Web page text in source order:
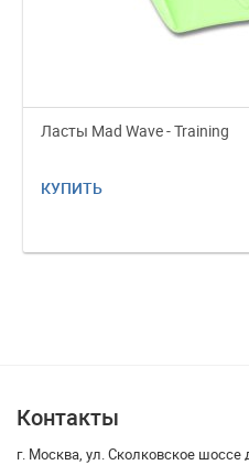
Ласты Mad Wave - Training
КУПИТЬ
Контакты
г. Москва, ул. Сколковское шоссе